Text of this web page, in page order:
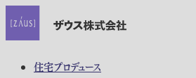
住宅プロデュース